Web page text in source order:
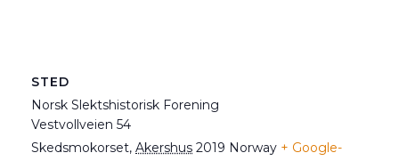
STED
Norsk Slektshistorisk Forening
Vestvollveien 54
Skedsmokorset, Akershus 2019 Norway + Google-